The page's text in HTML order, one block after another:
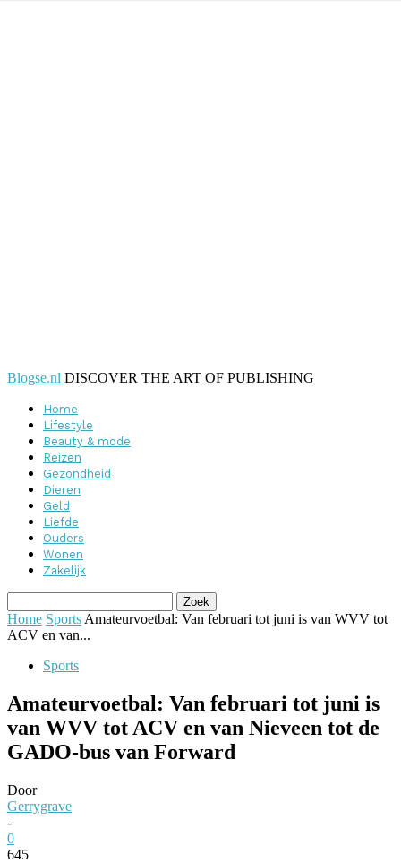
Blogse.nl DISCOVER THE ART OF PUBLISHING
Home
Lifestyle
Beauty & mode
Reizen
Gezondheid
Dieren
Geld
Liefde
Ouders
Wonen
Zakelijk
Home Sports Amateurvoetbal: Van februari tot juni is van WVV tot
ACV en van...
Sports
Amateurvoetbal: Van februari tot juni is
van WVV tot ACV en van Nieveen tot de
GADO-bus van Forward
Door
Gerrygrave
-
0
645